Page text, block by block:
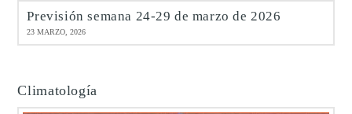
Previsión semana 24-29 de marzo de 2026
23 MARZO, 2026
Climatología